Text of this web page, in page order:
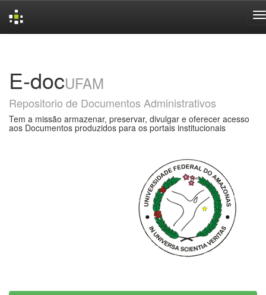
E-docUFAM
Repositorio de Documentos Administrativos
Tem a missão armazenar, preservar, divulgar e oferecer acesso
aos Documentos produzidos para os portais institucionais